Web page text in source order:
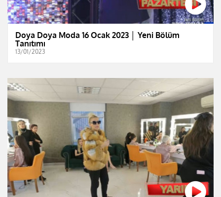
Doya Doya Moda 16 Ocak 2023 │ Yeni Bölüm
Tanıtımı
13/01/2023